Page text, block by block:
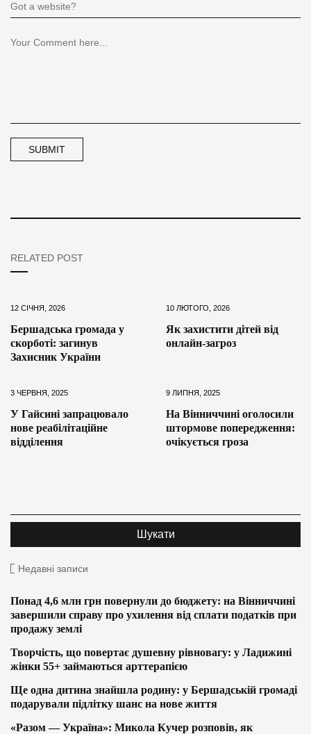
RELATED POST
12 СІЧНЯ, 2026
Бершадська громада у
скорботі: загинув
Захисник України
10 ЛЮТОГО, 2026
Як захистити дітей від
онлайн-загроз
3 ЧЕРВНЯ, 2025
У Гайсині запрацювало
нове реабілітаційне
відділення
9 ЛИПНЯ, 2025
На Вінниччині оголосили
штормове попередження:
очікується гроза
Недавні записи
Понад 4,6 млн грн повернули до бюджету: на Вінниччині
завершили справу про ухилення від сплати податків при
продажу землі
Творчість, що повертає душевну рівновагу: у Ладижині
жінки 55+ займаються арттерапією
Ще одна дитина знайшла родину: у Бершадській громаді
подарували підлітку шанс на нове життя
«Разом — Україна»: Микола Кучер розповів, як